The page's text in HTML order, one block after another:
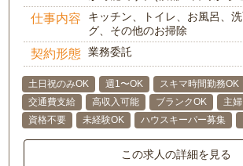
仕事内容
キッチン、トイレ、お風呂、
グ、その他のお掃除
契約形態 業務委託
土日祝のみOK 週1〜OK スキマ時間勤務OK
交通費支給
高収入可能 ブランクOK
主
資格不要
未経験OK ハウスキーパー募集
この求人の詳細を見る